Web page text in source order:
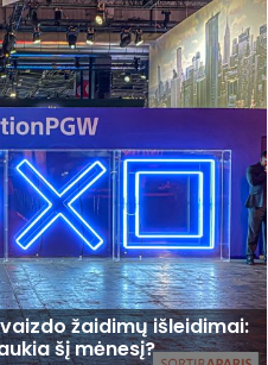
žaidimų išleidimai:
šį mėnesį?